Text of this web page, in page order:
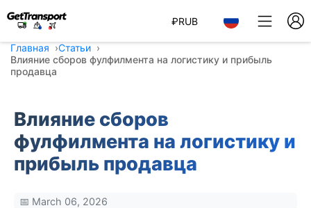
₽RUB
Главная
Статьи
Влияние сборов фулфилмента на логистику и прибыль
продавца
Влияние сборов
фулфилмента на логистику и
прибыль продавца
📅 March 06, 2026